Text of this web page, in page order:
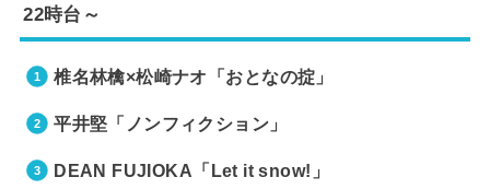
22時台～
椎名林檎×松崎ナオ「おとなの掟」
平井堅「ノンフィクション」
DEAN FUJIOKA「Let it snow!」